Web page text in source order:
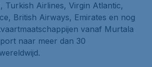
Turkish Airlines, Virgin Atlantic,
British Airways, Emirates en nog
vanaf Murtala
naar meer dan 30